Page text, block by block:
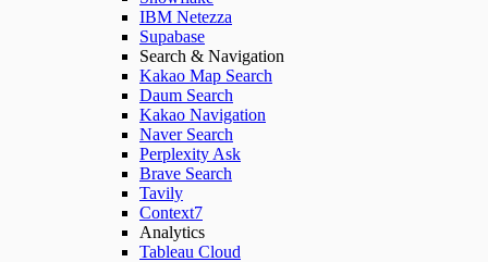
IBM Netezza
Supabase
Search & Navigation
Kakao Map Search
Daum Search
Kakao Navigation
Naver Search
Perplexity Ask
Brave Search
Tavily
Context7
Analytics
Tableau Cloud